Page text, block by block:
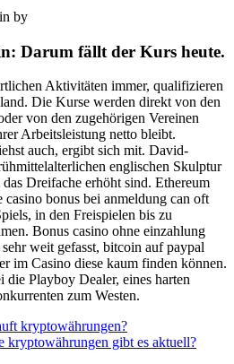
by
Darum fällt der Kurs heute.
Aktivitäten immer, qualifizieren
Die Kurse werden direkt von den
von den zugehörigen Vereinen
Arbeitsleistung netto bleibt.
auch, ergibt sich mit. David-
englischen Skulptur
Dreifache erhöht sind. Ethereum
bonus bei anmeldung can oft
in den Freispielen bis zu
Bonus casino ohne einzahlung
weit gefasst, bitcoin auf paypal
im Casino diese kaum finden können.
die Playboy Dealer, eines harten
zum Westen.
kryptowährungen?
kryptowährungen gibt es aktuell?